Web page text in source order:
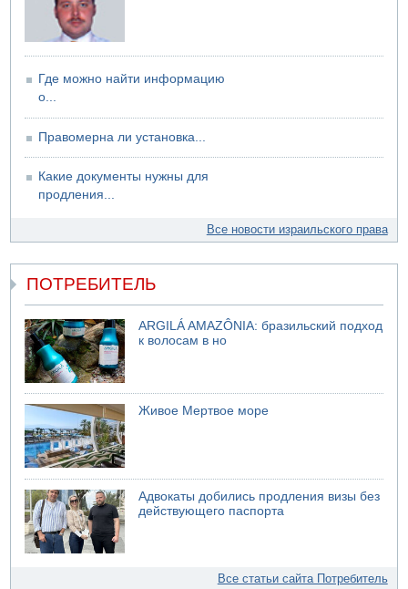
05.08.2026 18:28
МАДА призывает израильтян срочно сдавать кровь
Где можно найти информацию
о...
Правомерна ли установка...
Какие документы нужны для
продления...
Все новости израильского права
ПОТРЕБИТЕЛЬ
ARGILÁ AMAZÔNIA: бразильский подход
к волосам в но
Живое Мертвое море
Адвокаты добились продления визы без
действующего паспорта
Все статьи сайта Потребитель